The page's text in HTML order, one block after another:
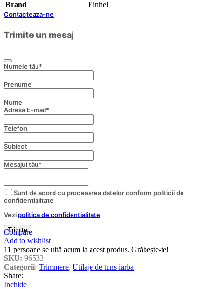
Brand Einhell
Contacteaza-ne
Trimite un mesaj
Numele tău*
Prenume
Nume
Adresă E-mail*
Telefon
Subiect
Mesajul tău*
Sunt de acord cu procesarea datelor conform politicii de
confidentialitate
Vezipolitica de confidentialitate
Website
URL*
Trimite
Compare
Add to wishlist
11 persoane se uită acum la acest produs. Grăbește-te!
SKU: 96533
Categorii: Trimmere, Utilaje de tuns iarba
Share:
Inchide